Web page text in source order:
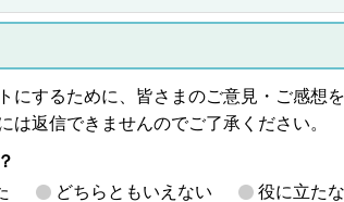
にするために、皆さまのご意見・ご感想
は返信できませんのでご了承ください。
どちらともいえない 役に立た